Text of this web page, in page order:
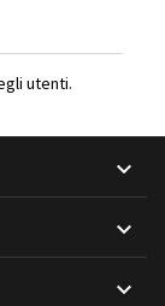
utenti.


